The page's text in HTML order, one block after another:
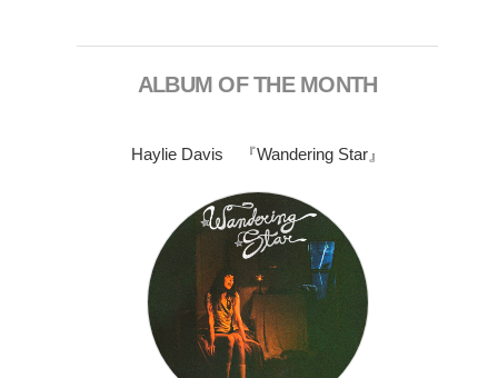
ALBUM OF THE MONTH
Haylie Davis 『Wandering Star』